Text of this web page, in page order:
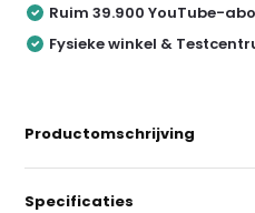
Ruim 39.900 YouTube-
Fysieke winkel &
Productomschrijving
Specificaties